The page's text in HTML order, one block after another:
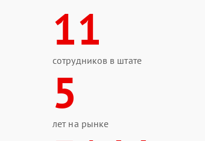
11
сотрудников в штате
5
лет на рынке